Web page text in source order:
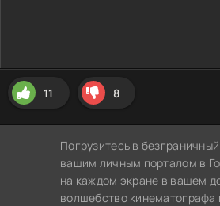
11 8
Погрузитесь в
вашим личным порталом в
на каждом экране в вашем
волшебство кинематографа